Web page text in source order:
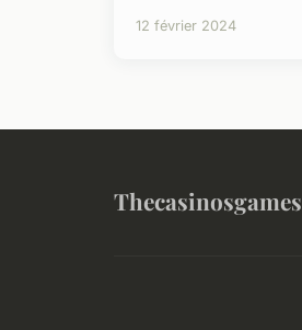
12 février 2024
Thecasinosgames